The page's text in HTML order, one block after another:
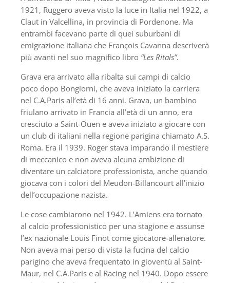
1921, Ruggero aveva visto la luce in Italia nel 1922, a
Claut in Valcellina, in provincia di Pordenone. Ma
entrambi facevano parte di quei suburbani di
emigrazione italiana che François Cavanna descriverà
più avanti nel suo magnifico libro “Les Ritals”.
Grava era arrivato alla ribalta sui campi di calcio
poco dopo Bongiorni, che aveva iniziato la carriera
nel C.A.Paris all’età di 16 anni. Grava, un bambino
friulano arrivato in Francia all’età di un anno, era
cresciuto a Saint-Ouen e aveva iniziato a giocare con
un club di italiani nella regione parigina chiamato A.S.
Roma. Era il 1939. Roger stava imparando il mestiere
di meccanico e non aveva alcuna ambizione di
diventare un calciatore professionista, anche quando
giocava con i colori del Meudon-Billancourt all’inizio
dell’occupazione nazista.
Le cose cambiarono nel 1942. L’Amiens era tornato
al calcio professionistico per una stagione e assunse
l’ex nazionale Louis Finot come giocatore-allenatore.
Non aveva mai perso di vista la fucina del calcio
parigino che aveva frequentato in gioventù al Saint-
Maur, nel C.A.Paris e al Racing nel 1940. Dopo essere